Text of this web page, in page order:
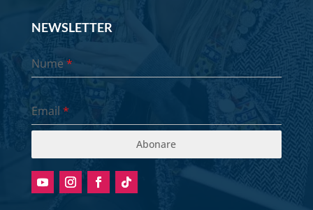
NEWSLETTER
Nume*
Email *
Abonare